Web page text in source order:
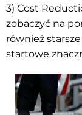
3) Cost
zobaczyć na
również
startowe